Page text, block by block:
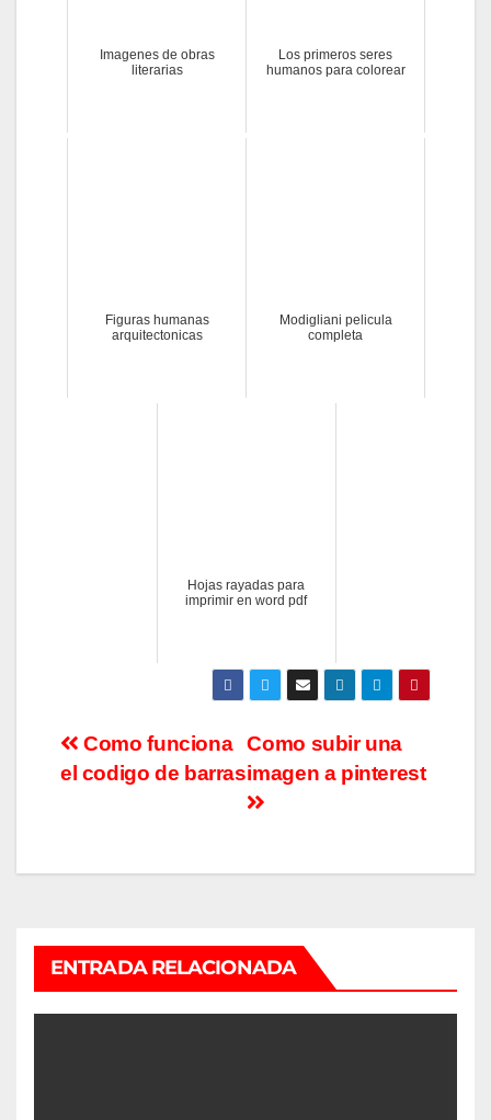
Imagenes de obras
literarias
Los primeros seres
humanos para colorear
Figuras humanas
arquitectonicas
Modigliani pelicula
completa
Hojas rayadas para
imprimir en word pdf
NavegaciónComo subir una
imagen a pinterest
Como funciona
el codigo de barras
ENTRADA RELACIONADA